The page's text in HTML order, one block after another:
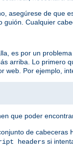
asegúrese de que
Cualquier
es por un
arriba. Lo primero
web. Por ejemplo,
que poder
de cabeceras
headers si